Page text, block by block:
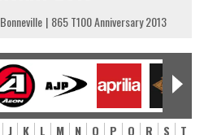
Bonneville 865 T100 Anniversary 2013
J K L M N O P Q R S
T